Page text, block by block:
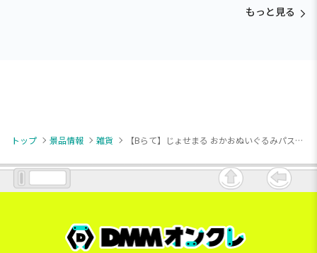
もっと見る
トップ 景品情報 雑貨 【Bらて】じょせまる おかおぬいぐるみパスケースポーチ